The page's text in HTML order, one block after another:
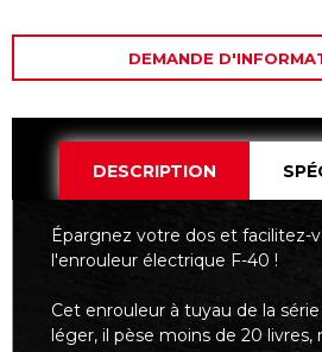
DEMANDE
DESCRIPTION
Épargnez votre dos et facilitez-
l'enrouleur électrique F-40 !
Cet enrouleur à tuyau de la
léger, il pèse moins de 20 livres,